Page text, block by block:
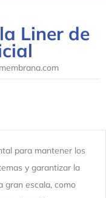
Liner de
para mantener los
y garantizar la
gran escala, como